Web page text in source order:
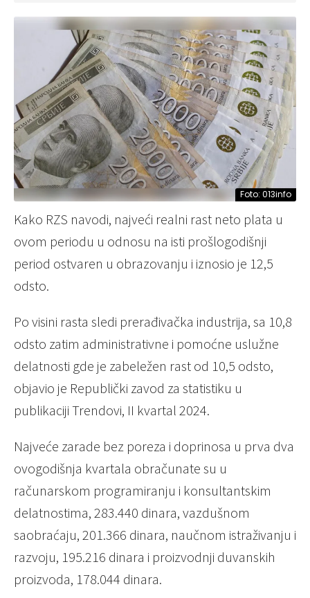
Foto: 013info
Kako RZS navodi, najveći realni rast neto plata u
ovom periodu u odnosu na isti prošlogodišnji
period ostvaren u obrazovanju i iznosio je 12,5
odsto.
Po visini rasta sledi prerađivačka industrija, sa 10,8
odsto zatim administrativne i pomoćne uslužne
delatnosti gde je zabeležen rast od 10,5 odsto,
objavio je Republički zavod za statistiku u
publikaciji Trendovi, II kvartal 2024.
Najveće zarade bez poreza i doprinosa u prva dva
ovogodišnja kvartala obračunate su u
računarskom programiranju i konsultantskim
delatnostima, 283.440 dinara, vazdušnom
saobraćaju, 201.366 dinara, naučnom istraživanju i
razvoju, 195.216 dinara i proizvodnji duvanskih
proizvoda, 178.044 dinara.